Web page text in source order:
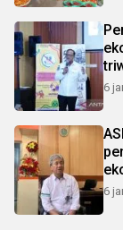
6
6